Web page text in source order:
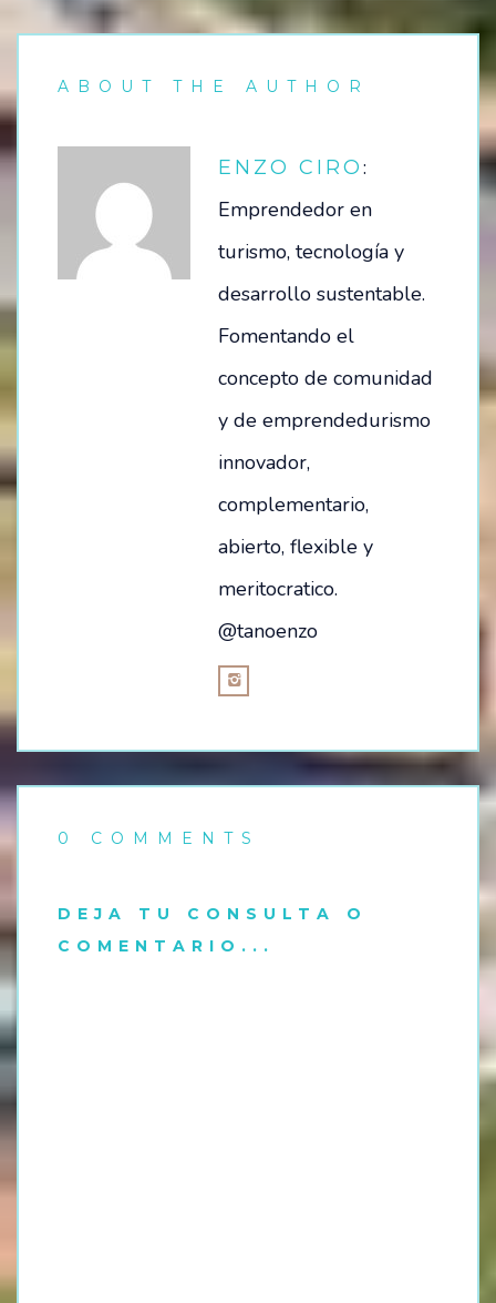
ABOUT THE AUTHOR
ENZO CIRO:
Emprendedor en
turismo, tecnología y
desarrollo sustentable.
Fomentando el
concepto de comunidad
y de emprendedurismo
innovador,
complementario,
abierto, flexible y
meritocratico.
@tanoenzo
0 COMMENTS
DEJA TU CONSULTA O
COMENTARIO...